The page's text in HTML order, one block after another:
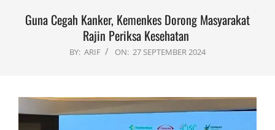
Guna Cegah Kanker, Kemenkes Dorong Masyarakat
Rajin Periksa Kesehatan
BY: ARIF ON: 27 SEPTEMBER 2024